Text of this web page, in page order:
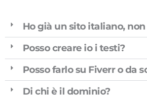
Ho già un sito italiano, non
Posso creare io i testi?
Posso farlo su Fiverr o da
Di chi è il dominio?